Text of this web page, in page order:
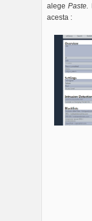
alegePaste.
acesta :